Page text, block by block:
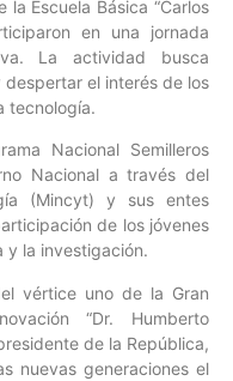
Escuela Básica “Carlos
en una jornada
La actividad busca
el interés de los
tecnología.
Nacional Semilleros
Nacional a través del
(Mincyt) y sus entes
de los jóvenes
y la investigación.
vértice uno de la Gran
“Dr. Humberto
de la República,
nuevas generaciones el